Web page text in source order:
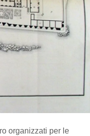
organizzati per le